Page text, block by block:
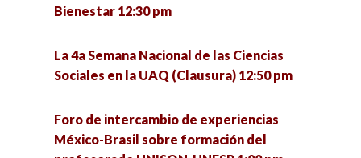
Experiencias y debates 4:00 pm
Conversatorio en torno a las experiencias de
defensa de la vida de la Comunidad Ecológica
Análisis de la implementación del acuerdo del
la intervención en tiempos de pandemia 3:00 pm
Metodología cualitativa, grupo de trabajo
colaborativo para la mejora de la gestión e
La media naranja: el mito del amor como
Bienestar 12:30 pm
La 4a Semana Nacional de las Ciencias
Sociales en la UAQ (Clausura) 12:50 pm
Foro de intercambio de experiencias
México-Brasil sobre formación del